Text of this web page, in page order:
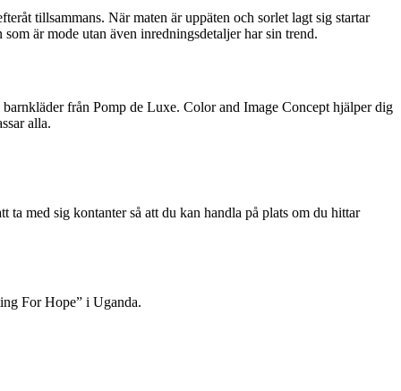
tillsammans. När maten är uppäten och sorlet lagt sig startar
är mode utan även inredningsdetaljer har sin trend.
från Pomp de Luxe. Color and Image Concept hjälper dig
alla.
ta med sig kontanter så att du kan handla på plats om du hittar
For Hope” i Uganda.